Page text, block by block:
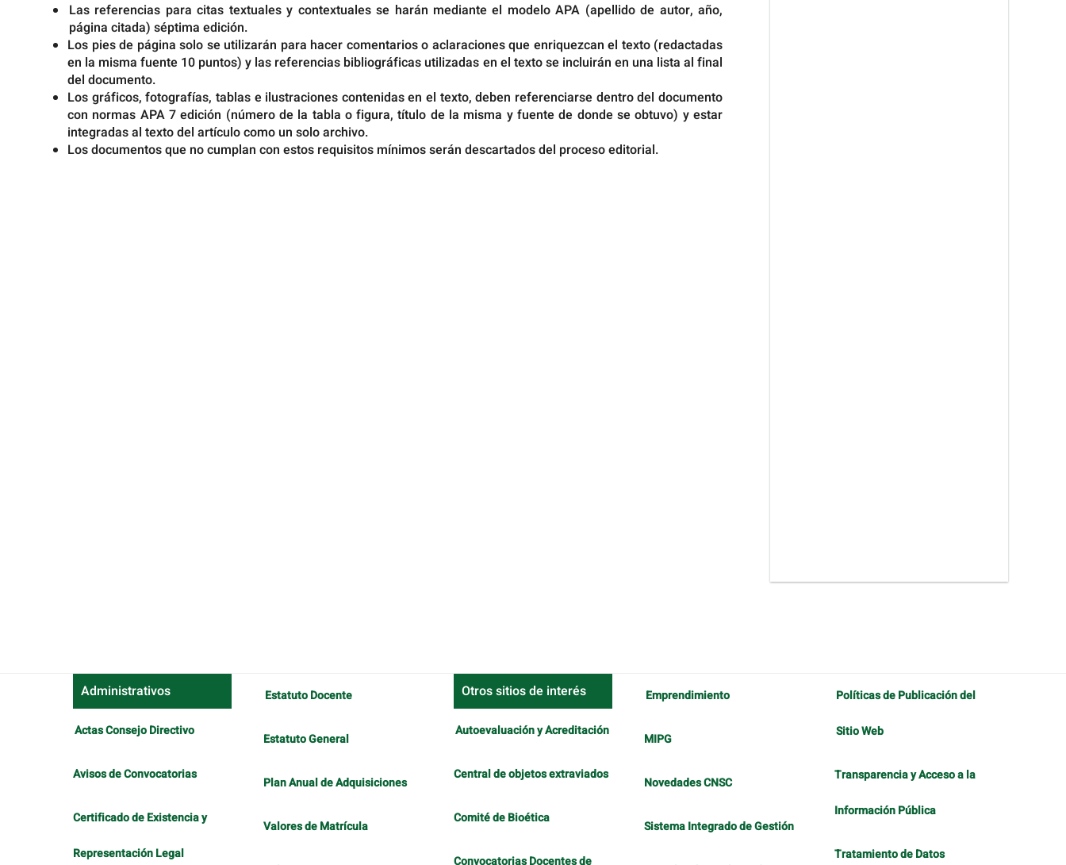
Las referencias para citas textuales y contextuales se harán mediante el modelo APA (apellido de autor, año,
página citada) séptima edición.
Los pies de página solo se utilizarán para hacer comentarios o aclaraciones que enriquezcan el texto (redactadas
en la misma fuente 10 puntos) y las referencias bibliográficas utilizadas en el texto se incluirán en una lista al final
del documento.
Los gráficos, fotografías, tablas e ilustraciones contenidas en el texto, deben referenciarse dentro del documento
con normas APA 7 edición (número de la tabla o figura, título de la misma y fuente de donde se obtuvo) y estar
integradas al texto del artículo como un solo archivo.
Los documentos que no cumplan con estos requisitos mínimos serán descartados del proceso editorial.
Administrativos
Actas Consejo Directivo
Avisos de Convocatorias
Certificado de Existencia y
Representación Legal
Estatuto Docente
Estatuto General
Plan Anual de Adquisiciones
Valores de Matrícula
Otros sitios de interés
Autoevaluación y Acreditación
Central de objetos extraviados
Comité de Bioética
Convocatorias Docentes de
Emprendimiento
MIPG
Novedades CNSC
Sistema Integrado de Gestión
Políticas de Publicación del
Sitio Web
Transparencia y Acceso a la
Información Pública
Tratamiento de Datos